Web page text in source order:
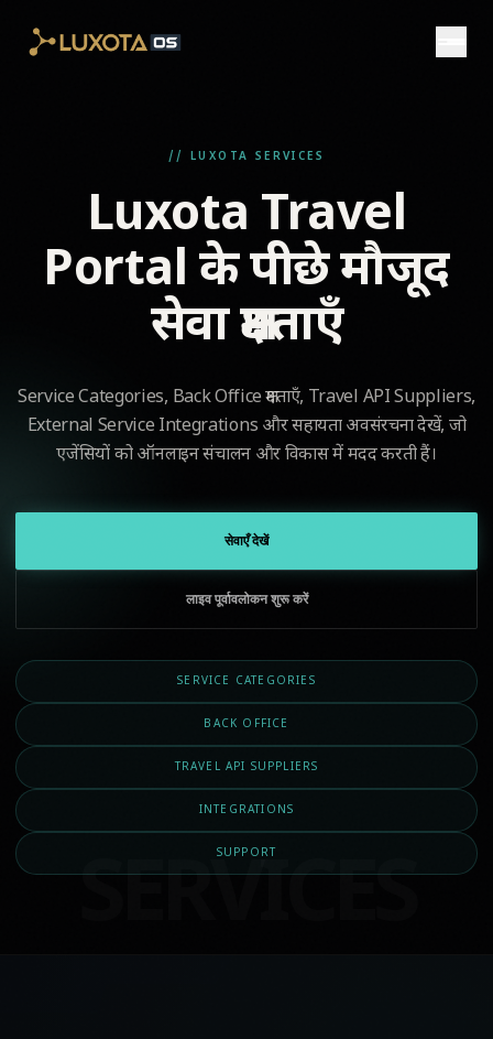
// LUXOTA SERVICES
Luxota Travel
Portal के पीछे मौजूद
सेवा क्षमताएँ
Service Categories, Back Office क्षमताएँ, Travel API Suppliers,
External Service Integrations और सहायता अवसंरचना देखें, जो
एजेंसियों को ऑनलाइन संचालन और विकास में मदद करती हैं।
सेवाएँ देखें
लाइव पूर्वावलोकन शुरू करें
SERVICE CATEGORIES
BACK OFFICE
TRAVEL API SUPPLIERS
INTEGRATIONS
SUPPORT